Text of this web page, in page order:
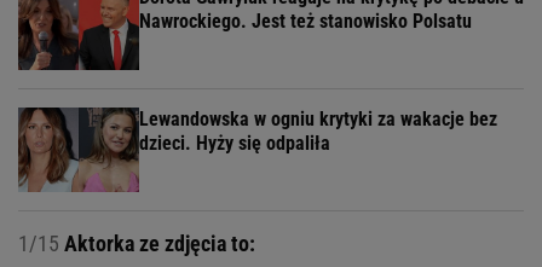
Nawrockiego. Jest też stanowisko Polsatu
Lewandowska w ogniu krytyki za wakacje bez
dzieci. Hyży się odpaliła
1/15 Aktorka ze zdjęcia to: